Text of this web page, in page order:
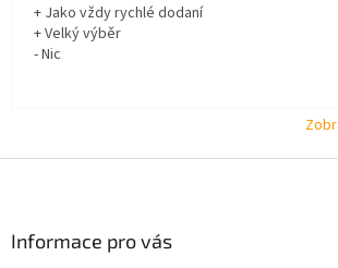
+ Jako vždy rychlé dodaní
+ Velký výběr
- Nic
Informace pro vás